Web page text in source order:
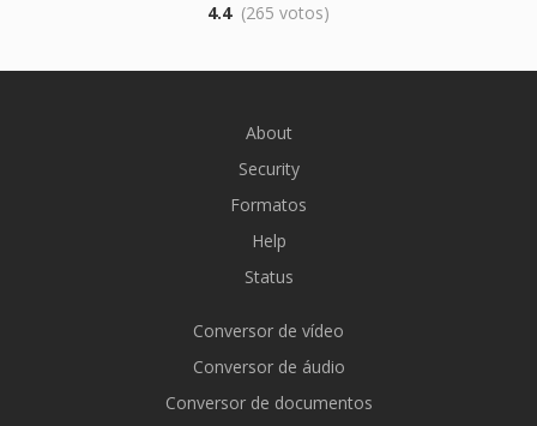
4.4 (265 votos)
About
Security
Formatos
Help
Status
Conversor de vídeo
Conversor de áudio
Conversor de documentos